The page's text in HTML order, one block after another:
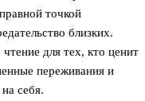
точкой
близких.
для тех, кто ценит
переживания и
себя.